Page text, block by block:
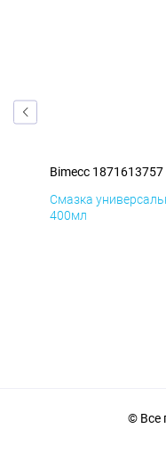
Bimecc 1871613757
Смазка
400мл
© Все